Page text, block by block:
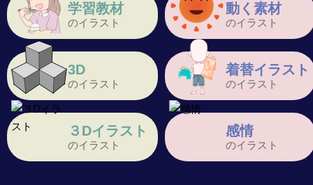
学習教材
のイラスト
動く素材
のイラスト
3D
のイラスト
着替イラスト
のイラスト
３Dイラスト
のイラスト
感情
のイラスト